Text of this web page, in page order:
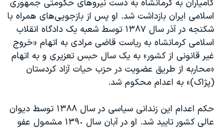
کامیاران به کرمانشاه به دست نیروهای حکومتی جمهوری
اسلامی ایران بازداشت شد. او پس از بازجویی‌های همراه با
شکنجه در آذر سال ١٣٨٧ توسط شعبە یک دادگاه انقلاب
اسلامی کرمانشاه بە ریاست قاضی مرادی به اتهام «خروج
غیر قانونی از کشور» به یک سال حبس تعزیری و به اتهام
«محاربه از طریق عضویت در حزب حیات آزاد کردستان
(پژاک)» به اعدام محکوم شد.
حکم اعدام این زندانی سیاسی در سال ١٣٨٨ توسط دیوان
عالی کشور تایید شد. او در آبان سال ١٣٩٠ مشمول عفو